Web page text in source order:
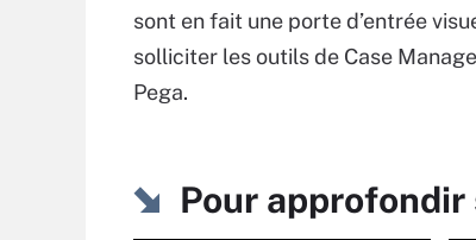
sont en fait une porte d’entrée
solliciter les outils de Case
Pega.
Pour approfondir